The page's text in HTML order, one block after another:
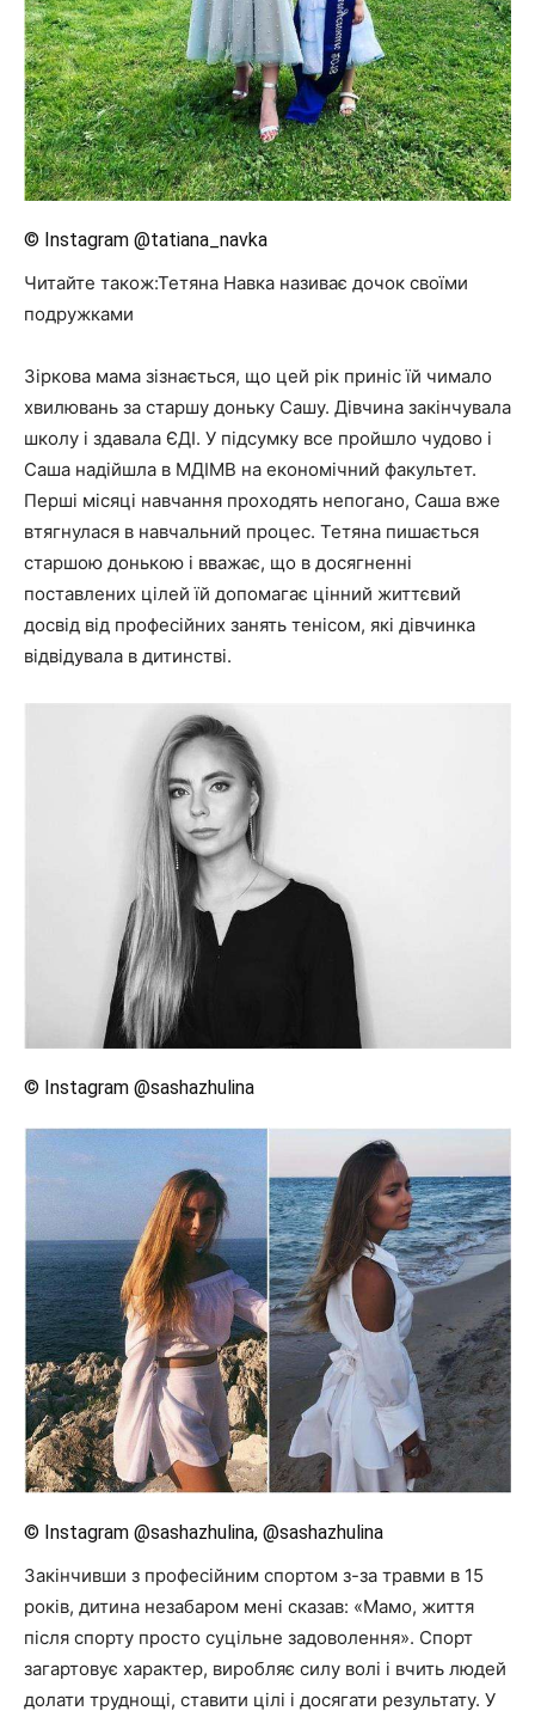
© Instagram @tatiana_navka
Читайте також:Тетяна Навка називає дочок своїми
подружками
Зіркова мама зізнається, що цей рік приніс їй чимало
хвилювань за старшу доньку Сашу. Дівчина закінчувала
школу і здавала ЄДІ. У підсумку все пройшло чудово і
Саша надійшла в МДІМВ на економічний факультет.
Перші місяці навчання проходять непогано, Саша вже
втягнулася в навчальний процес. Тетяна пишається
старшою донькою і вважає, що в досягненні
поставлених цілей їй допомагає цінний життєвий
досвід від професійних занять тенісом, які дівчинка
відвідувала в дитинстві.
© Instagram @sashazhulina
© Instagram @sashazhulina, @sashazhulina
Закінчивши з професійним спортом з-за травми в 15
років, дитина незабаром мені сказав: «Мамо, життя
після спорту просто суцільне задоволення». Спорт
загартовує характер, виробляє силу волі і вчить людей
долати труднощі, ставити цілі і досягати результату. У